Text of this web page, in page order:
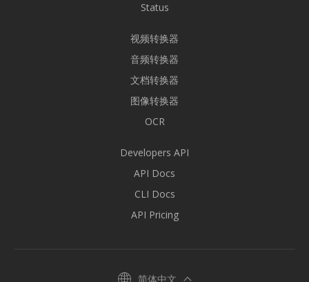
Status
视频转换器
音频转换器
文档转换器
图像转换器
OCR
Developers API
API Docs
CLI Docs
API Pricing
简体中文